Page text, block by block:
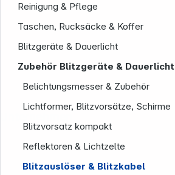
Reinigung & Pflege
Taschen, Rucksäcke & Koffer
Blitzgeräte & Dauerlicht
Zubehör Blitzgeräte & Dauerlicht
Belichtungsmesser & Zubehör
Lichtformer, Blitzvorsätze, Schirme
Blitzvorsatz kompakt
Reflektoren & Lichtzelte
Blitzauslöser & Blitzkabel